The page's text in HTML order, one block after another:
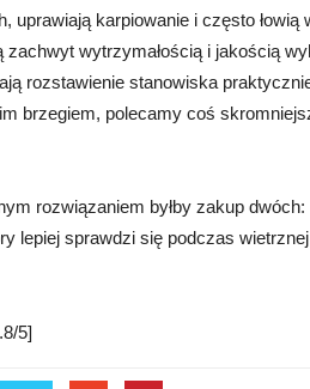
karpiowanie i często łowią
wytrzymałością i jakością
rozstawienie stanowiska
brzegiem, polecamy coś
rozwiązaniem byłby zakup
lepiej sprawdzi się podczas wietrznej
5]